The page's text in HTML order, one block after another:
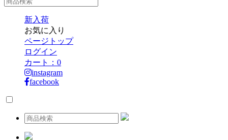
新入荷
お気に入り
ページトップ
ログイン
カート： 0
instagram
facebook